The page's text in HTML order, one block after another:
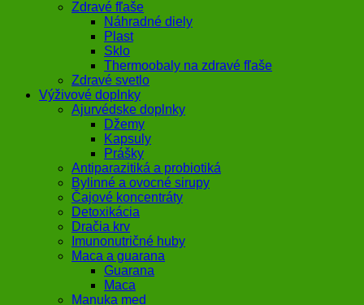
Zdravé fľaše
Náhradné diely
Plast
Sklo
Thermoobaly na zdravé fľaše
Zdravé svetlo
Výživové doplnky
Ajurvédske doplnky
Džemy
Kapsuly
Prášky
Antiparazitiká a probiotiká
Bylinné a ovocné sirupy
Čajové koncentráty
Detoxikácia
Dračia krv
Imunonutričné huby
Maca a guarana
Guarana
Maca
Manuka med